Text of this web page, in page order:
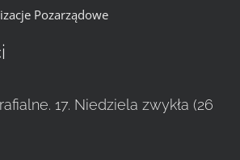
Pozarządowe
17. Niedziela zwykła (26